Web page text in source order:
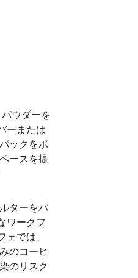
ウダーを
ーまたは
ックをポ
ースを提
ターをバ
ワークフ
では、
のコーヒ
のリスク